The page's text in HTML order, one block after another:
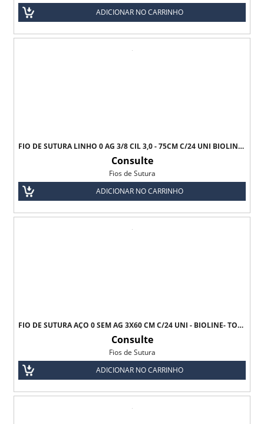
ADICIONAR NO CARRINHO
FIO DE SUTURA LINHO 0 AG 3/8 CIL 3,0 - 75CM C/24 UNI BIOLINE - TODOS OS TAMANHOS
Consulte
Fios de Sutura
ADICIONAR NO CARRINHO
FIO DE SUTURA AÇO 0 SEM AG 3X60 CM C/24 UNI - BIOLINE- TODOS OS TAMANHOS .
Consulte
Fios de Sutura
ADICIONAR NO CARRINHO